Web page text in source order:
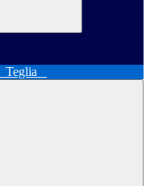
Teglia